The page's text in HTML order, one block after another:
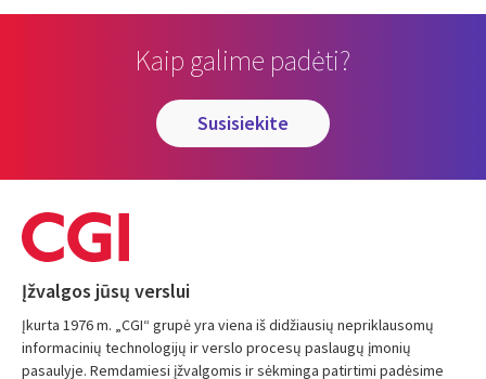
Kaip galime padėti?
susisiekite
Įžvalgos jūsų verslui
Įkurta 1976 m. „CGI“ grupė yra viena iš didžiausių nepriklausomų
informacinių technologijų ir verslo procesų paslaugų įmonių
pasaulyje. Remdamiesi įžvalgomis ir sėkminga patirtimi padėsime